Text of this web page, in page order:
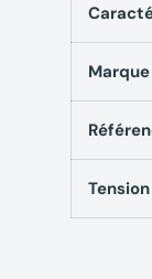
Source
Marque
Tension